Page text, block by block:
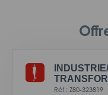
INDUSTRIE/
Réf : Z80-323819